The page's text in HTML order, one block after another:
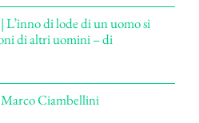
L’inno di lode di un uomo si
di altri uomini – di
Ciambellini